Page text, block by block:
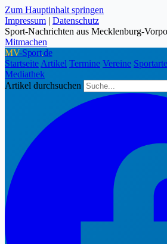
Zum Hauptinhalt springen
Impressum | Datenschutz
Sport-Nachrichten aus Mecklenburg-
Mitmachen
MV-Sport.de
Startseite Artikel Termine Vereine
Mediathek
Artikel durchsuchen